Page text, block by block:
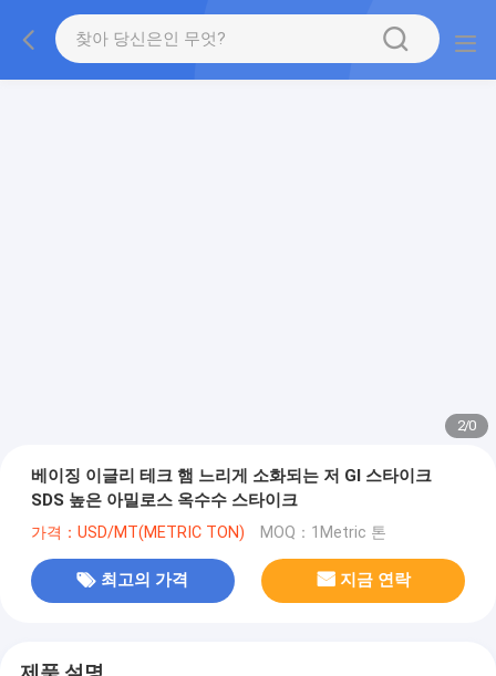
2/0
베이징 이글리 테크 햄 느리게 소화되는 저 GI 스타이크
SDS 높은 아밀로스 옥수수 스타이크
가격：USD/MT(METRIC TON) MOQ：1Metric 톤
최고의 가격 지금 연락